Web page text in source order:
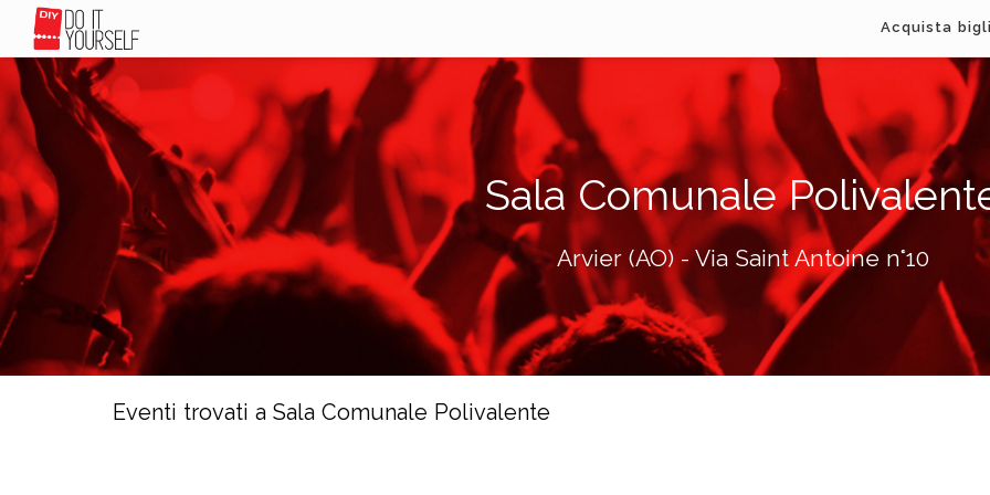
Acquista
Sala Comunale
Arvier (AO) - Via Saint Antoine n°10
Eventi trovati a Sala Comunale Polivalente